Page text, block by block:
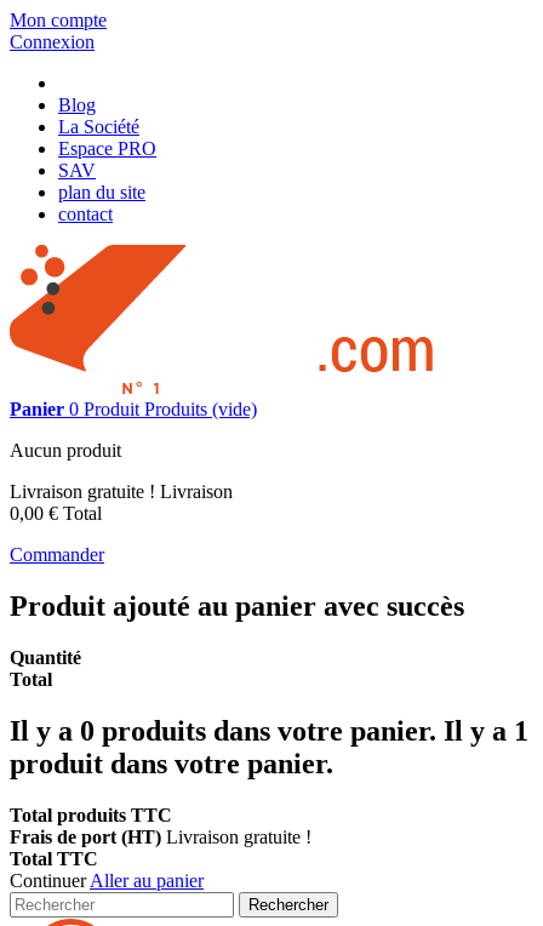
Mon compte
Connexion
Blog
La Société
Espace PRO
SAV
plan du site
contact
Panier 0 Produit Produits (vide)
Aucun produit
Livraison gratuite ! Livraison
0,00 € Total
Commander
Produit ajouté au panier avec succès
Quantité
Total
Il y a 0 produits dans votre panier. Il y a 1
produit dans votre panier.
Total produits TTC
Frais de port (HT) Livraison gratuite !
Total TTC
ContinuerAller au panier
Rechercher